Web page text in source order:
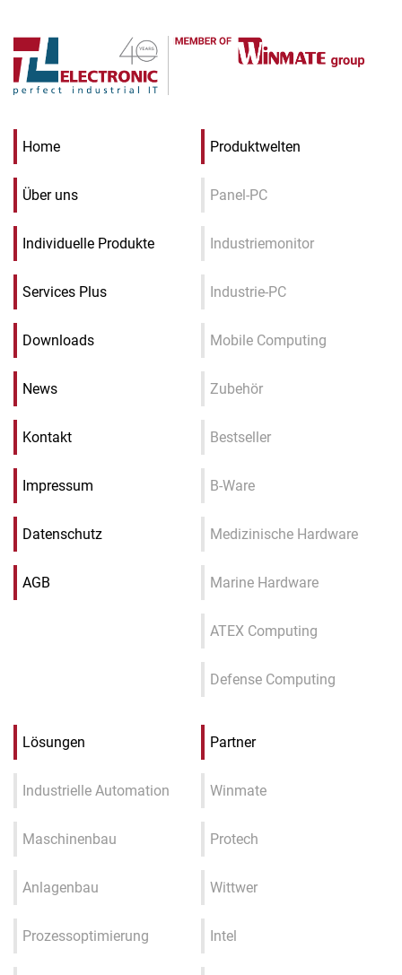
Home
Über uns
Individuelle Produkte
Services Plus
Downloads
News
Kontakt
Impressum
Datenschutz
AGB
Produktwelten
Panel-PC
Industriemonitor
Industrie-PC
Mobile Computing
Zubehör
Bestseller
B-Ware
Medizinische Hardware
Marine Hardware
ATEX Computing
Defense Computing
Lösungen
Industrielle Automation
Maschinenbau
Anlagenbau
Prozessoptimierung
Partner
Winmate
Protech
Wittwer
Intel